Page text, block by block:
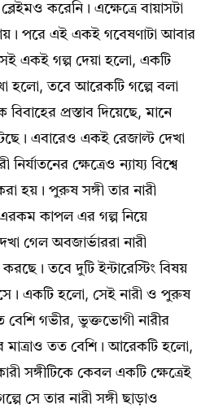
করেনি। এক্ষেত্রে বায়াসটা
পরে এই একই গবেষণাটা আবার
একই গল্প দেয়া হলো, একটি
হলো, তবে আরেকটি গল্পে বলা
প্রস্তাব দিয়েছে, মানে
এবারেও একই রেজাল্ট দেখা
ক্ষেত্রেও ন্যায্য বিশ্বে
হয়। পুরুষ সঙ্গী তার নারী
এরকম কাপল এর গল্প নিয়ে
গেল অবজার্ভাররা নারী
তবে দুটি ইন্টারেস্টিং বিষয়
একটি হলো, সেই নারী ও পুরুষ
বেশি গভীর, ভুক্তভোগী নারীর
মাত্রাও তত বেশি। আরেকটি হলো,
সঙ্গীটিকে কেবল একটি ক্ষেত্রেই
সে তার নারী সঙ্গী ছাড়াও